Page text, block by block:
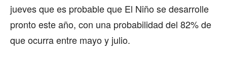
jueves que es probable que El Niño se desarrolle
pronto este año, con una probabilidad del 82% de
que ocurra entre mayo y julio.